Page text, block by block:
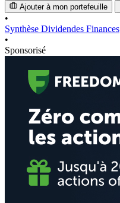
Ajouter à mon portefeuille
•
Synthèse Dividendes Finances
•
Sponsorisé